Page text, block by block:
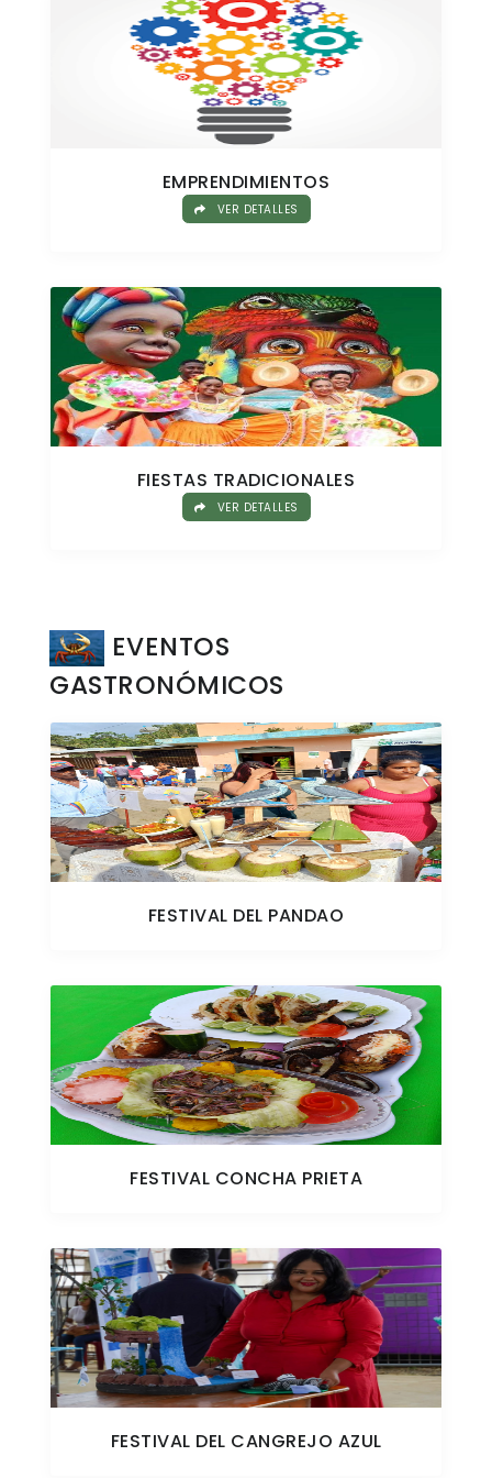
EMPRENDIMIENTOS
VER DETALLES
FIESTAS TRADICIONALES
VER DETALLES
EVENTOS
GASTRONÓMICOS
FESTIVAL DEL PANDAO
FESTIVAL CONCHA PRIETA
FESTIVAL DEL CANGREJO AZUL